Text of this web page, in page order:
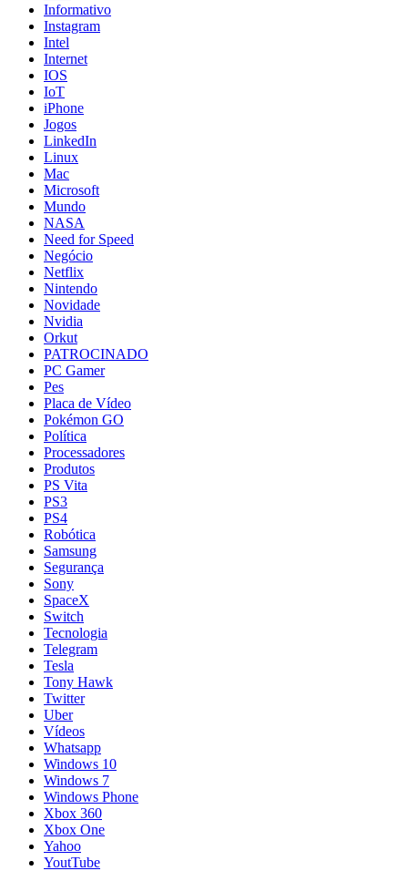
Informativo
Instagram
Intel
Internet
IOS
IoT
iPhone
Jogos
LinkedIn
Linux
Mac
Microsoft
Mundo
NASA
Need for Speed
Negócio
Netflix
Nintendo
Novidade
Nvidia
Orkut
PATROCINADO
PC Gamer
Pes
Placa de Vídeo
Pokémon GO
Política
Processadores
Produtos
PS Vita
PS3
PS4
Robótica
Samsung
Segurança
Sony
SpaceX
Switch
Tecnologia
Telegram
Tesla
Tony Hawk
Twitter
Uber
Vídeos
Whatsapp
Windows 10
Windows 7
Windows Phone
Xbox 360
Xbox One
Yahoo
YoutTube